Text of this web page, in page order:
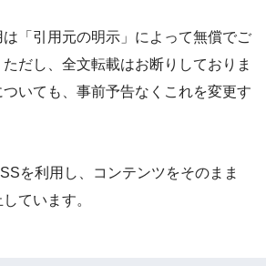
「引用元の明示」によって無償でご
だし、全文転載はお断りしておりま
いても、事前予告なくこれを変更す
を利用し、コンテンツをそのまま
ています。